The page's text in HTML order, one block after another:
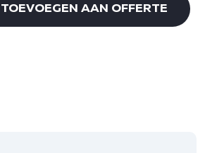
TOEVOEGEN AAN OFFERTE